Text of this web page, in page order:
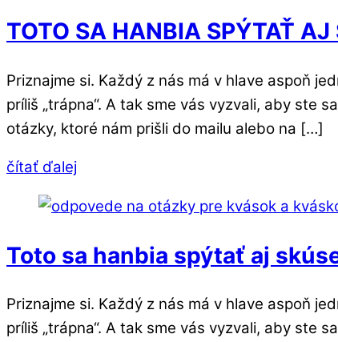
TOTO SA HANBIA SPÝTAŤ AJ
Priznajme si. Každý z nás má v hlave aspoň
príliš „trápna“. A tak sme vás vyzvali, aby ste
otázky, ktoré nám prišli do mailu alebo na […]
čítať ďalej
Toto sa hanbia spýtať aj
Priznajme si. Každý z nás má v hlave aspoň
príliš „trápna“. A tak sme vás vyzvali, aby ste